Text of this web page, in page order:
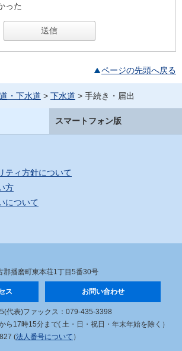
った
ページの先頭へ戻る
・下水道 > 下水道 > 手続き・届出
スマートフォン版
ティ方針について
方
について
郡播磨町東本荘1丁目5番30号
ス お問い合わせ
代表)ファックス：079-435-3398
ら17時15分まで( 土・日・祝日・年末年始を除く）
(法人番号について ）